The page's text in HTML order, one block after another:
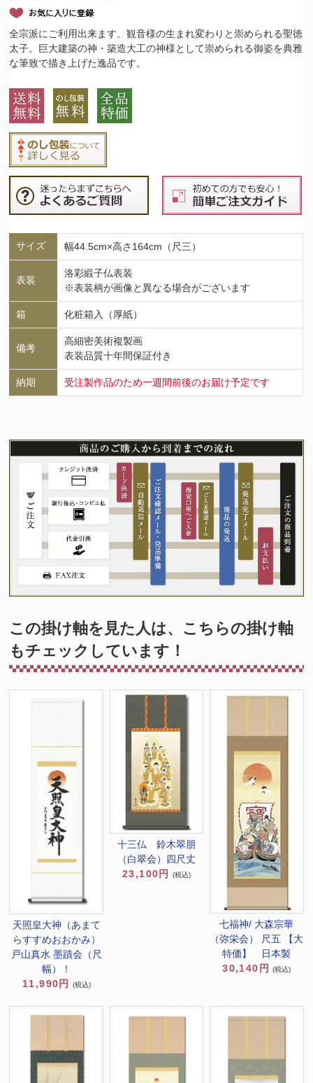
全宗派にご利用出来ます。観音様の生まれ変わりと崇められる聖徳
太子。巨大建築の神・築造大工の神様として崇められる御姿を典雅
な筆致で描き上げた逸品です。
サイズ 幅44.5cm×高さ164cm（尺三）
表装
洛彩緞子仏表装
※表装柄が画像と異なる場合がございます
箱 化粧箱入（厚紙）
備考
高細密美術複製画
表装品質十年間保証付き
納期 受注製作品のため一週間前後のお届け予定です
この掛け軸を見た人は、こちらの掛け軸
もチェックしています！
天照皇大神（あまて
らすすめおおかみ）
戸山真水 墨蹟会（尺
幅）！
11,990円
(税込)
十三仏 鈴木翠朋
（白翠会）四尺丈
23,100円
(税込)
七福神/ 大森宗華
（弥栄会） 尺五 【大
特価】 日本製
30,140円
(税込)